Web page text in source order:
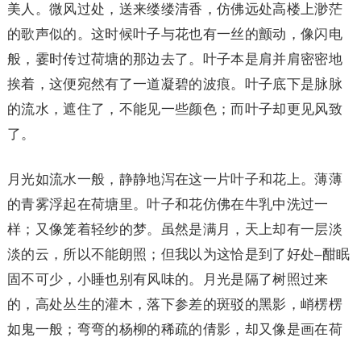
美人。微风过处，送来缕缕清香，仿佛远处高楼上渺茫
的歌声似的。这时候叶子与花也有一丝的颤动，像闪电
般，霎时传过荷塘的那边去了。叶子本是肩并肩密密地
挨着，这便宛然有了一道凝碧的波痕。叶子底下是脉脉
的流水，遮住了，不能见一些颜色；而叶子却更见风致
了。
月光如流水一般，静静地泻在这一片叶子和花上。薄薄
的青雾浮起在荷塘里。叶子和花仿佛在牛乳中洗过一
样；又像笼着轻纱的梦。虽然是满月，天上却有一层淡
淡的云，所以不能朗照；但我以为这恰是到了好处–酣眠
固不可少，小睡也别有风味的。月光是隔了树照过来
的，高处丛生的灌木，落下参差的斑驳的黑影，峭楞楞
如鬼一般；弯弯的杨柳的稀疏的倩影，却又像是画在荷